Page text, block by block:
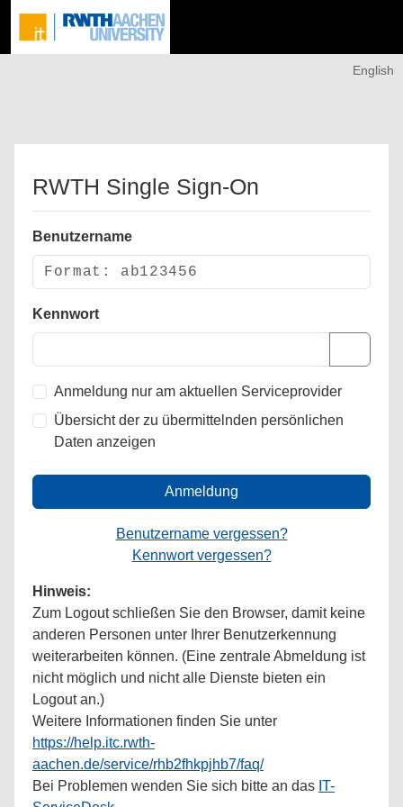
English
RWTH Single Sign-On
Benutzername
Kennwort
Anmeldung nur am aktuellen Serviceprovider
Übersicht der zu übermittelnden persönlichen
Daten anzeigen
Anmeldung
Benutzername vergessen?
Kennwort vergessen?
Hinweis:
Zum Logout schließen Sie den Browser, damit keine
anderen Personen unter Ihrer Benutzerkennung
weiterarbeiten können. (Eine zentrale Abmeldung ist
nicht möglich und nicht alle Dienste bieten ein
Logout an.)
Weitere Informationen finden Sie unter
https://help.itc.rwth-
aachen.de/service/rhb2fhkpjhb7/faq/
Bei Problemen wenden Sie sich bitte an das IT-